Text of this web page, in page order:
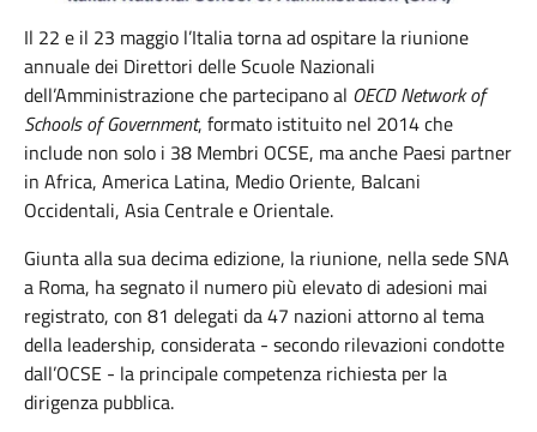
Il 22 e il 23 maggio l’Italia torna ad ospitare la riunione
annuale dei Direttori delle Scuole Nazionali
dell’Amministrazione che partecipano al OECD Network of
Schools of Government, formato istituito nel 2014 che
include non solo i 38 Membri OCSE, ma anche Paesi partner
in Africa, America Latina, Medio Oriente, Balcani
Occidentali, Asia Centrale e Orientale.
Giunta alla sua decima edizione, la riunione, nella sede SNA
a Roma, ha segnato il numero più elevato di adesioni mai
registrato, con 81 delegati da 47 nazioni attorno al tema
della leadership, considerata - secondo rilevazioni condotte
dall’OCSE - la principale competenza richiesta per la
dirigenza pubblica.